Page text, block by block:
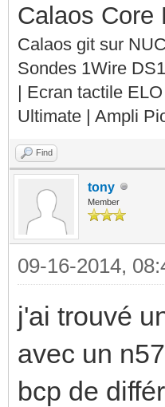
Calaos Core
Calaos git sur
Sondes 1Wire
| Ecran tactile
Ultimate | Ampli
Find
tony
Member
09-16-2014,
j'ai trouvé
avec un
bcp de